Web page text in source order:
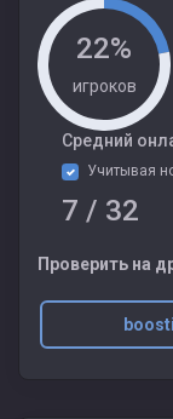
22%
игроков
Cредний
Учитывая
7 / 32
Проверить на